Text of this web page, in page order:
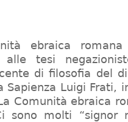
ebraica
alle tesi
di filosofia del
Luigi Frati,
Comunità ebraica
sono molti “signor